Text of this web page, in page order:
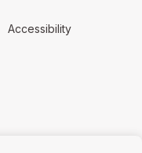
(opens in a new tab)
Accessibility